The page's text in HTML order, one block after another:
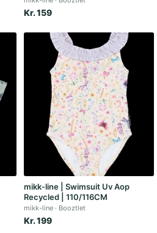
Kr. 159
mikk-line | Swimsuit Uv Aop
Recycled | 110/116CM
mikk-line Booztlet
Kr. 199